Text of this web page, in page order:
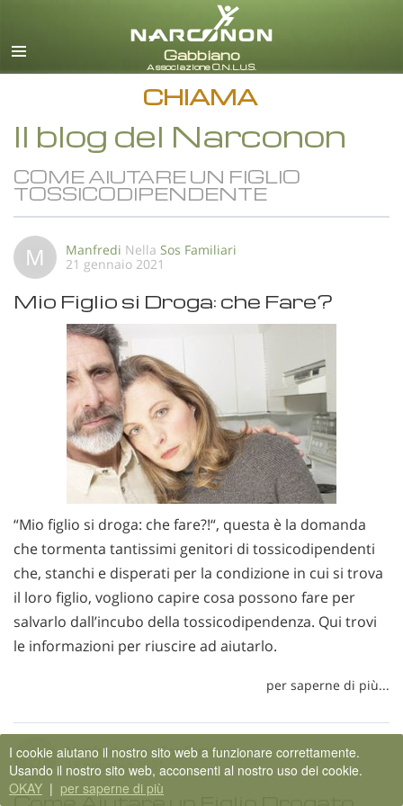
italiano
CHIAMA
Il blog del Narconon
COME AIUTARE UN FIGLIO
TOSSICODIPENDENTE
M Manfredi Nella Sos Familiari
21 gennaio 2021
Mio Figlio si Droga: che Fare?
“Mio figlio si droga: che fare?!“, questa è la domanda
che tormenta tantissimi genitori di tossicodipendenti
che, stanchi e disperati per la condizione in cui si trova
il loro figlio, vogliono capire cosa possono fare per
salvarlo dall’incubo della tossicodipendenza. Qui trovi
le informazioni per riuscire ad aiutarlo.
per saperne di più...
M ManfrediNellaSos Familiari
18 gennaio 2021
I cookie aiutano il nostro sito web a funzionare correttamente.
Usando il nostro sito web, acconsenti al nostro uso dei cookie.
OKAY | per saperne di più